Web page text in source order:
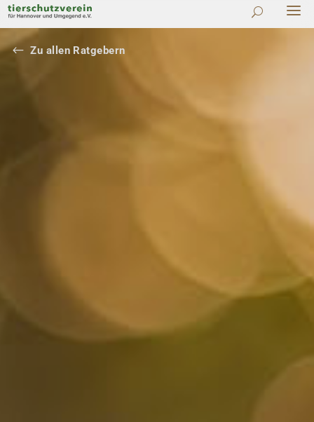
# Zu allen Ratgebern